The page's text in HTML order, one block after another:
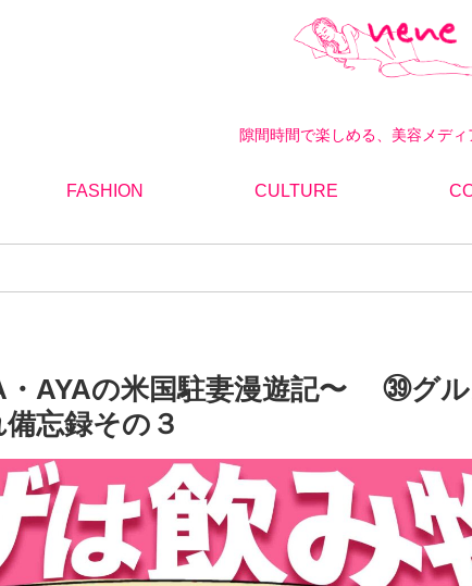
隙間時間で楽しめる、美容メディ
FASHION CULTURE
・AYAの米国駐妻漫遊記〜 ㊴グル
忘録その３